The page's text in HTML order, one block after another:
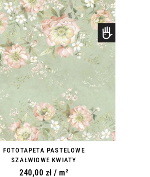
FOTOTAPETA PASTELOWE
SZAŁWIOWE KWIATY
240,00 zł / m²